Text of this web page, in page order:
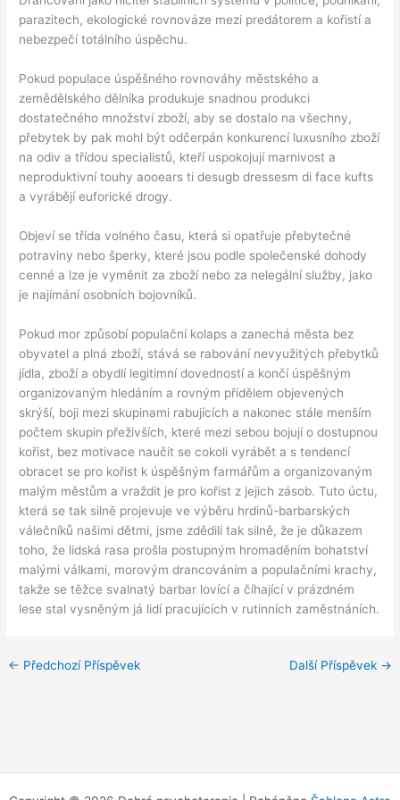
parazitech, ekologické rovnováze mezi predátorem a kořistí a
nebezpečí totálního úspěchu.
Pokud populace úspěšného rovnováhy městského a
zemědělského dělníka produkuje snadnou produkci
dostatečného množství zboží, aby se dostalo na všechny,
přebytek by pak mohl být odčerpán konkurencí luxusního zboží
na odiv a třídou specialistů, kteří uspokojují marnivost a
neproduktivní touhy aooears ti desugb dressesm di face kufts
a vyrábějí euforické drogy.
Objeví se třída volného času, která si opatřuje přebytečné
potraviny nebo šperky, které jsou podle společenské dohody
cenné a lze je vyměnit za zboží nebo za nelegální služby, jako
je najímání osobních bojovníků.
Pokud mor způsobí populační kolaps a zanechá města bez
obyvatel a plná zboží, stává se rabování nevyužitých přebytků
jídla, zboží a obydlí legitimní dovedností a končí úspěšným
organizovaným hledáním a rovným přídělem objevených
skrýší, boji mezi skupinami rabujících a nakonec stále menším
počtem skupin přeživších, které mezi sebou bojují o dostupnou
kořist, bez motivace naučit se cokoli vyrábět a s tendencí
obracet se pro kořist k úspěšným farmářům a organizovaným
malým městům a vraždit je pro kořist z jejich zásob. Tuto úctu,
která se tak silně projevuje ve výběru hrdinů-barbarských
válečníků našimi dětmi, jsme zdědili tak silně, že je důkazem
toho, že lidská rasa prošla postupným hromaděním bohatství
malými válkami, morovým drancováním a populačními krachy,
takže se těžce svalnatý barbar lovící a číhající v prázdném
lese stal vysněným já lidí pracujících v rutinních zaměstnáních.
← Předchozí Příspěvek Další Příspěvek →